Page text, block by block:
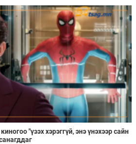
"үзэх хэрэггүй, энэ үнэхээр сайн